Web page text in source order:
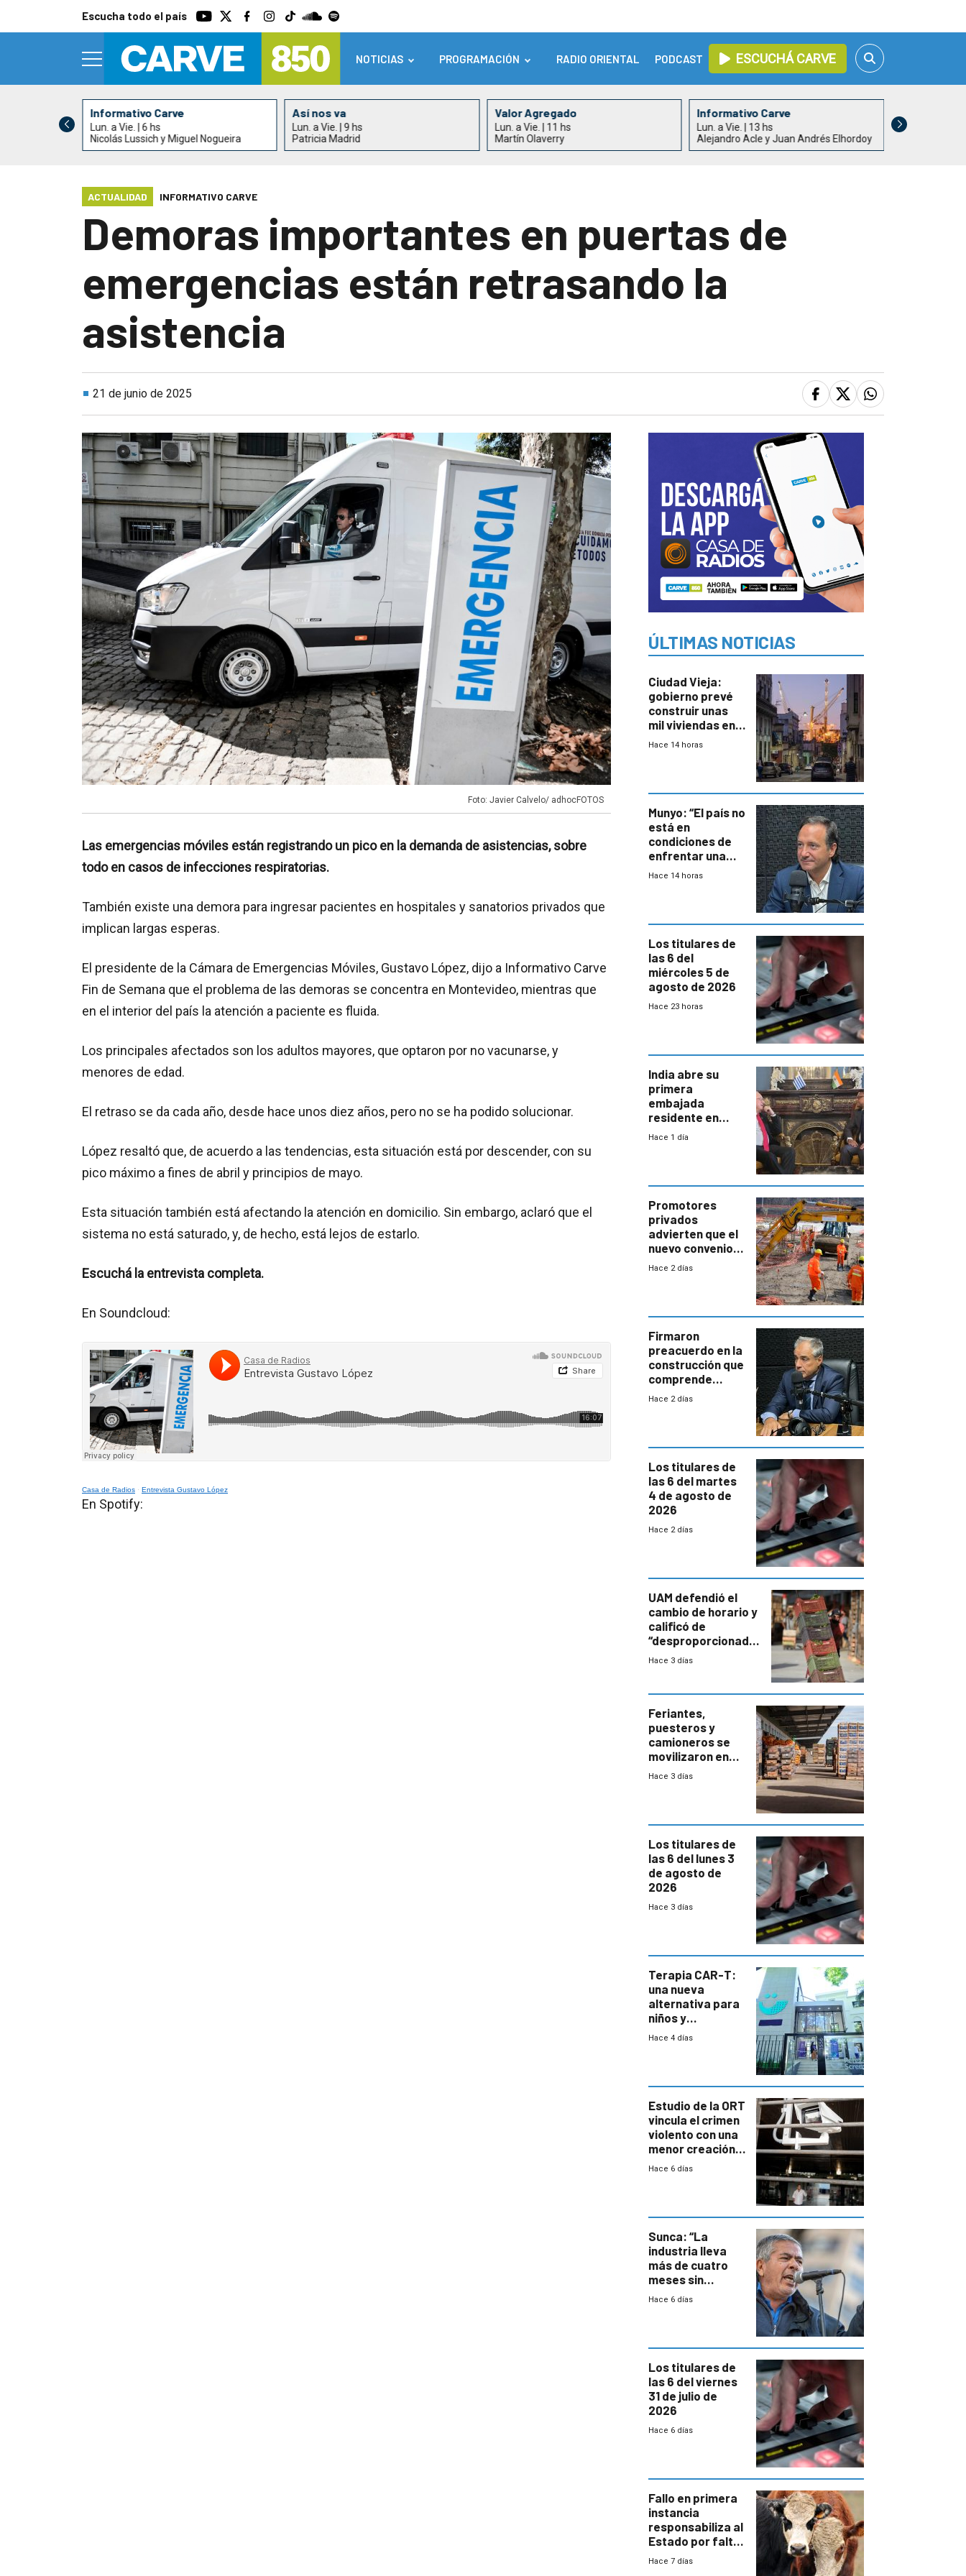
Escucha todo el país
NOTICIAS PROGRAMACIÓN RADIO ORIENTAL PODCAST ESCUCHÁ CARVE
Informativo Carve
Lun. a Vie. | 6 hs
Nicolás Lussich y Miguel Nogueira
Así nos va
Lun. a Vie. | 9 hs
Patricia Madrid
Valor Agregado
Lun. a Vie. | 11 hs
Martín Olaverry
Informativo Carve
Lun. a Vie. | 13 hs
Alejandro Acle y Juan Andrés Elhordoy
Lun. a Vie. | 15
ACTUALIDAD INFORMATIVO CARVE
Demoras importantes en puertas de
emergencias están retrasando la
asistencia
21 de junio de 2025
Foto: Javier Calvelo/ adhocFOTOS
Las emergencias móviles están registrando un pico en la demanda de asistencias, sobre
todo en casos de infecciones respiratorias.
También existe una demora para ingresar pacientes en hospitales y sanatorios privados que
implican largas esperas.
El presidente de la Cámara de Emergencias Móviles, Gustavo López, dijo a Informativo Carve
Fin de Semana que el problema de las demoras se concentra en Montevideo, mientras que
en el interior del país la atención a paciente es fluida.
Los principales afectados son los adultos mayores, que optaron por no vacunarse, y
menores de edad.
El retraso se da cada año, desde hace unos diez años, pero no se ha podido solucionar.
López resaltó que, de acuerdo a las tendencias, esta situación está por descender, con su
pico máximo a fines de abril y principios de mayo.
Esta situación también está afectando la atención en domicilio. Sin embargo, aclaró que el
sistema no está saturado, y, de hecho, está lejos de estarlo.
Escuchá la entrevista completa.
En Soundcloud:
Casa de Radios · Entrevista Gustavo López
En Spotify:
ÚLTIMAS NOTICIAS
Ciudad Vieja:
gobierno prevé
construir unas
mil viviendas en
un plan de
Hace 14 horas
Munyo: “El país no
está en
condiciones de
enfrentar una
reducción de la
Hace 14 horas
Los titulares de
las 6 del
miércoles 5 de
agosto de 2026
Hace 23 horas
India abre su
primera
embajada
residente en
Uruguay y crecen
enorme
potencial
Hace 1 día
Promotores
privados
advierten que el
nuevo convenio
de la
a revisar
proyectos
Hace 2 días
Firmaron
preacuerdo en la
construcción que
comprende
reducción
Hace 2 días
Los titulares de
las 6 del martes
4 de agosto de
2026
Hace 2 días
UAM defendió el
cambio de horario y
calificó de
“desproporcionado”
el bloqueo de
Hace 3 días
Feriantes,
puesteros y
camioneros se
movilizaron en
rechazo a
Hace 3 días
Los titulares de
las 6 del lunes 3
de agosto de
2026
Hace 3 días
Terapia CAR-T:
una nueva
alternativa para
niños y
adolescentes
Hace 4 días
Estudio de la ORT
vincula el crimen
violento con una
menor creación
de empresas
Hace 6 días
Sunca: “La
industria lleva
más de cuatro
meses sin
convenio
Hace 6 días
Los titulares de
las 6 del viernes
31 de julio de
2026
Hace 6 días
Fallo en primera
instancia
responsabiliza al
Estado por falta
de controles en
Hace 7 días